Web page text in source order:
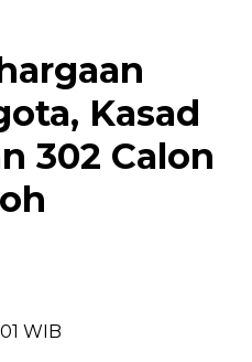
Kasad
302 Calon
WIB